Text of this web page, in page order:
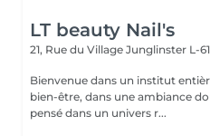
LT beauty Nail's
21, Rue du Village Junglinster L-
Bienvenue dans un institut
bien-être, dans une ambiance
pensé dans un univers r...